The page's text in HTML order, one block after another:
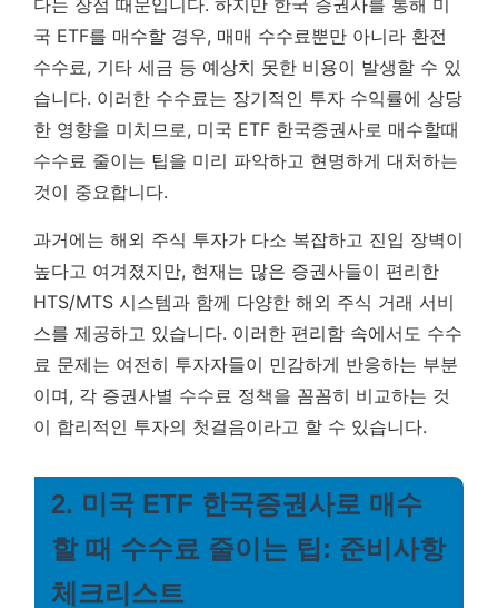
국 ETF를 매수할 경우, 매매 수수료뿐만 아니라 환전
수수료, 기타 세금 등 예상치 못한 비용이 발생할 수 있
습니다. 이러한 수수료는 장기적인 투자 수익률에 상당
한 영향을 미치므로, 미국 ETF 한국증권사로 매수할때
수수료 줄이는 팁을 미리 파악하고 현명하게 대처하는
것이 중요합니다.
과거에는 해외 주식 투자가 다소 복잡하고 진입 장벽이
높다고 여겨졌지만, 현재는 많은 증권사들이 편리한
HTS/MTS 시스템과 함께 다양한 해외 주식 거래 서비
스를 제공하고 있습니다. 이러한 편리함 속에서도 수수
료 문제는 여전히 투자자들이 민감하게 반응하는 부분
이며, 각 증권사별 수수료 정책을 꼼꼼히 비교하는 것
이 합리적인 투자의 첫걸음이라고 할 수 있습니다.
2. 미국 ETF 한국증권사로 매수
할 때 수수료 줄이는 팁: 준비사항
체크리스트